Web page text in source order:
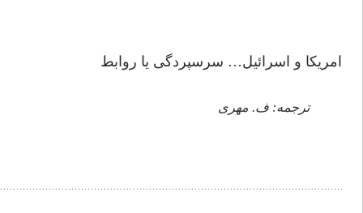
امريكا و اسرائيل… سرسپردگى يا روابط
ترجمه: ف. مهرى